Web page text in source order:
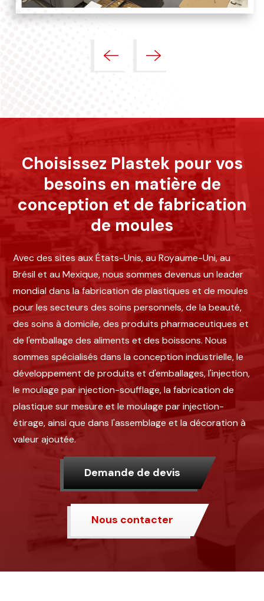
Choisissez Plastek pour vos
besoins en matière de
conception et de fabrication
de moules
Avec des sites aux États-Unis, au Royaume-Uni, au
Brésil et au Mexique, nous sommes devenus un leader
mondial dans la fabrication de plastiques et de moules
pour les secteurs des soins personnels, de la beauté,
des soins à domicile, des produits pharmaceutiques et
de l'emballage des aliments et des boissons. Nous
sommes spécialisés dans la conception industrielle, le
développement de produits et d'emballages, l'injection,
le moulage par injection-soufflage, la fabrication de
plastique sur mesure et le moulage par injection-
étirage, ainsi que dans l'assemblage et la décoration à
valeur ajoutée.
Demande de devis
Nous contacter